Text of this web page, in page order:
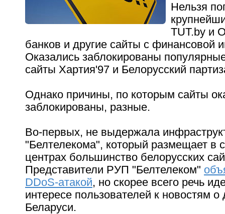
Нельзя
TUT.by и
банков и другие сайты с финансовой
Оказались заблокированы
сайты Хартия'97 и Белорусский
Однако причины, по которым сайты
заблокированы, разные.
Во-первых, не выдержала
"Белтелекома", который размещает в
центрах большинство белорусских
Представители РУП "Белтелеком"
DDoS-атакой, но скорее всего речь
интересе пользователей к новостям
Беларуси.